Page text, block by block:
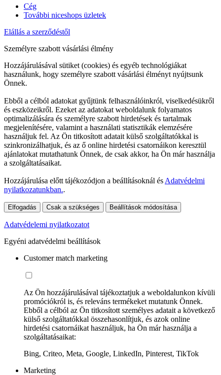
Cég
További niceshops üzletek
Elállás a szerződéstől
Személyre szabott vásárlási élmény
Hozzájárulásával sütiket (cookies) és egyéb technológiákat
használunk, hogy személyre szabott vásárlási élményt nyújtsunk
Önnek.
Ebből a célból adatokat gyűjtünk felhasználóinkról, viselkedésükről
és eszközeikről. Ezeket az adatokat weboldalunk folyamatos
optimalizálására és személyre szabott hirdetések és tartalmak
megjelenítésére, valamint a használati statisztikák elemzésére
használjuk fel. Az Ön titkosított adatait külső szolgáltatókkal is
szinkronizálhatjuk, és az ő online hirdetési csatornáikon keresztül
ajánlatokat mutathatunk Önnek, de csak akkor, ha Ön már használja
a szolgáltatásaikat.
Hozzájárulása előtt tájékozódjon a beállításoknál és Adatvédelmi
nyilatkozatunkban..
Elfogadás Csak a szükséges Beállítások módosítása
Adatvédelemi nyilatkozatot
Egyéni adatvédelmi beállítások
Customer match marketing
Az Ön hozzájárulásával tájékoztatjuk a weboldalunkon kívüli
promóciókról is, és releváns termékeket mutatunk Önnek.
Ebből a célból az Ön titkosított személyes adatait a következő
külső szolgáltatókkal összehasonlítjuk, és azok online
hirdetési csatornáikat használjuk, ha Ön már használja a
szolgáltatásaikat:
Bing, Criteo, Meta, Google, LinkedIn, Pinterest, TikTok
Marketing